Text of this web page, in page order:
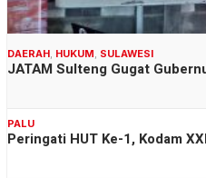
DAERAH HUKUM SULAWESI
JATAM Sulteng Gugat
PALU
Peringati HUT Ke-1, Kodam